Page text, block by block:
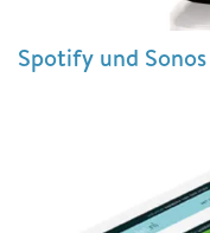
Spotify und